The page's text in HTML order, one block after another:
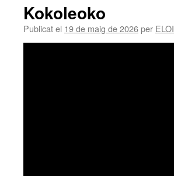
Kokoleoko
Publicat el 19 de maig de 2026per ELOI